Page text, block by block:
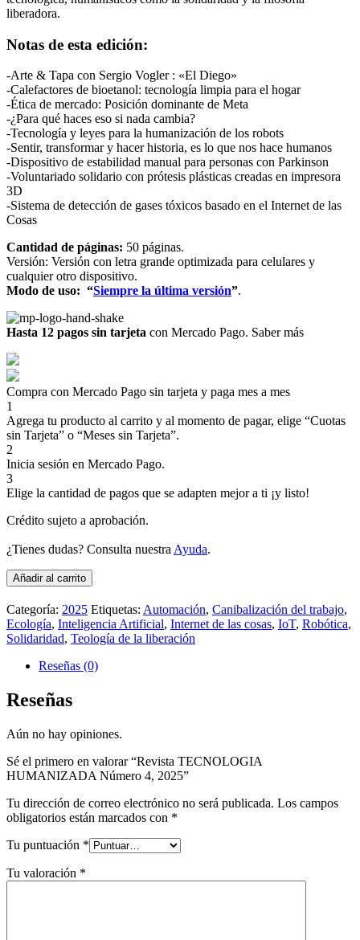
liberadora.
Notas de esta edición:
-Arte & Tapa con Sergio Vogler : «El Diego»
-Calefactores de bioetanol: tecnología limpia para el hogar
-Ética de mercado: Posición dominante de Meta
-¿Para qué haces eso si nada cambia?
-Tecnología y leyes para la humanización de los robots
-Sentir, transformar y hacer historia, es lo que nos hace humanos
-Dispositivo de estabilidad manual para personas con Parkinson
-Voluntariado solidario con prótesis plásticas creadas en impresora
3D
-Sistema de detección de gases tóxicos basado en el Internet de las
Cosas
Cantidad de páginas: 50 páginas.
Versión: Versión con letra grande optimizada para celulares y
cualquier otro dispositivo.
Modo de uso: “Siempre la última versión”.
Hasta 12 pagos sin tarjeta con Mercado Pago. Saber más
Compra con Mercado Pago sin tarjeta y paga mes a mes
1
Agrega tu producto al carrito y al momento de pagar, elige “Cuotas
sin Tarjeta” o “Meses sin Tarjeta”.
2
Inicia sesión en Mercado Pago.
3
Elige la cantidad de pagos que se adapten mejor a ti ¡y listo!
Crédito sujeto a aprobación.
¿Tienes dudas? Consulta nuestra Ayuda.
Revista
TECNOLOGIA
HUMANIZADA
Número
4,
2025
cantidad
Añadir al carrito
Categoría: 2025 Etiquetas: Automación, Canibalización del trabajo,
Ecología, Inteligencia Artificial, Internet de las cosas, IoT, Robótica,
Solidaridad, Teología de la liberación
Reseñas (0)
Reseñas
Aún no hay opiniones.
Sé el primero en valorar “Revista TECNOLOGIA
HUMANIZADA Número 4, 2025”
Tu dirección de correo electrónico no será publicada. Los campos
obligatorios están marcados con *
Tu puntuación *
Tu valoración *